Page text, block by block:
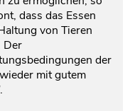
dass das Essen
von Tieren
Der
der
mit gutem